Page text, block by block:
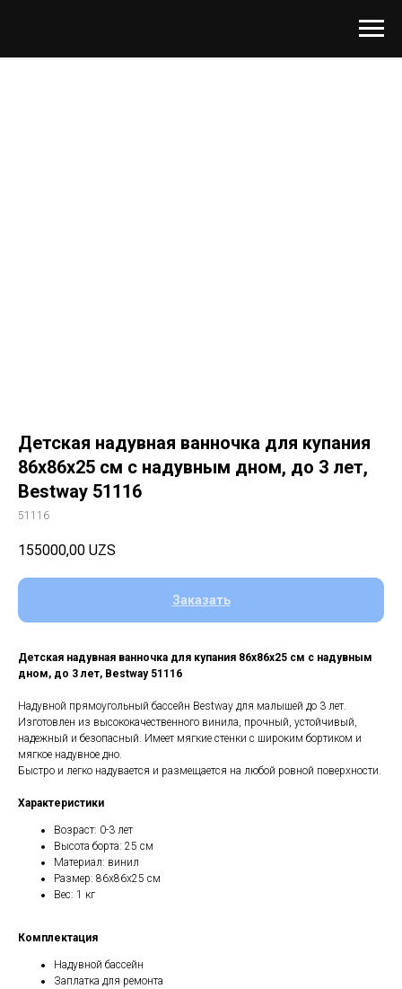
Детская надувная ванночка для купания
86х86х25 см с надувным дном, до 3 лет,
Bestway 51116
51116
155000,00 UZS
Заказать
Детская надувная ванночка для купания 86х86х25 см с надувным
дном, до 3 лет, Bestway 51116
Надувной прямоугольный бассейн Bestway для малышей до 3 лет.
Изготовлен из высококачественного винила, прочный, устойчивый,
надежный и безопасный. Имеет мягкие стенки с широким бортиком и
мягкое надувное дно.
Быстро и легко надувается и размещается на любой ровной поверхности.
Характеристики
Возраст: 0-3 лет
Высота борта: 25 см
Материал: винил
Размер: 86х86х25 см
Вес: 1 кг
Комплектация
Надувной бассейн
Заплатка для ремонта